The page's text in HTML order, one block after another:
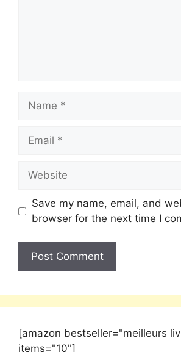
Save my name, email, and
browser for the next time I
[amazon bestseller="meilleurs
items="10"]